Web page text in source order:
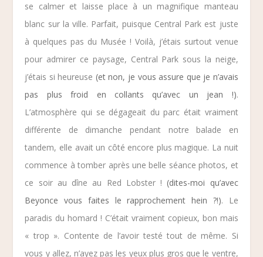
se calmer et laisse place à un magnifique manteau
blanc sur la ville. Parfait, puisque Central Park est juste
à quelques pas du Musée ! Voilà, j’étais surtout venue
pour admirer ce paysage, Central Park sous la neige,
j’étais si heureuse (et non, je vous assure que je n’avais
pas plus froid en collants qu’avec un jean !).
L’atmosphère qui se dégageait du parc était vraiment
différente de dimanche pendant notre balade en
tandem, elle avait un côté encore plus magique. La nuit
commence à tomber après une belle séance photos, et
ce soir au dîne au
Red Lobster! (dites-moi qu’avec
Beyonce vous faites le rapprochement hein ?!). Le
paradis du homard ! C’était vraiment copieux, bon mais
« trop ». Contente de l’avoir testé tout de même. Si
vous y allez, n’ayez pas les yeux plus gros que le ventre,